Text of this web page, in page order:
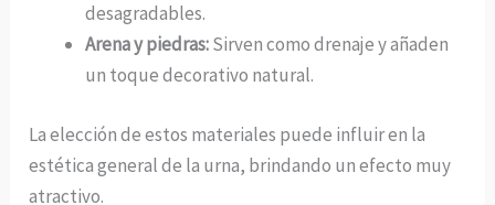
desagradables.
Arena y piedras:Sirven como drenaje y añaden
un toque decorativo natural.
La elección de estos materiales puede influir en la
estética general de la urna, brindando un efecto muy
atractivo.